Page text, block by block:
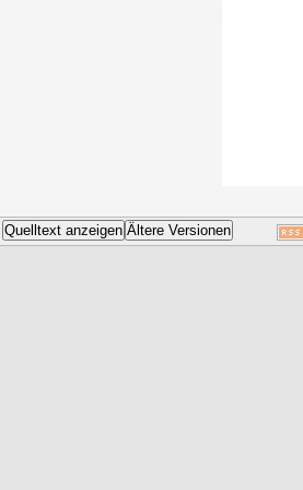
Quelltext anzeigen Ältere Versionen